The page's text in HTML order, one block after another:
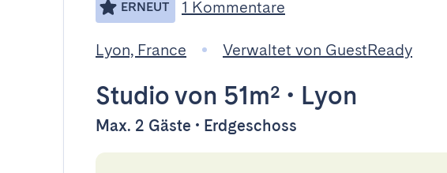
ERNEUT 1 Kommentare
Lyon, France Verwaltet von GuestReady
Studiovon 51m² • Lyon
Max. 2 Gäste • Erdgeschoss